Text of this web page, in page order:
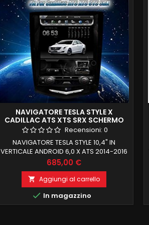
NAVIGATORE TESLA STYLE X
CADILLAC ATS XTS SRX SCHERMO
10,4" VERTICALE FULL TOUCH
Recensioni:0
NAVIGATORE TESLA STYLE 10,4" IN
VERTICALE ANDROID 6,0 X ATS 2014-2016
/XTS 2013-2017 /SRX 2013-2016 3.0L/3.6L
2 +64 GB ROM RECUPERO TOTALE
FUNZIONI DI BORDO E COMANDI AL
VOLANTE
Prezzo
685,00 €
 Aggiungi al carrello
 In magazzino